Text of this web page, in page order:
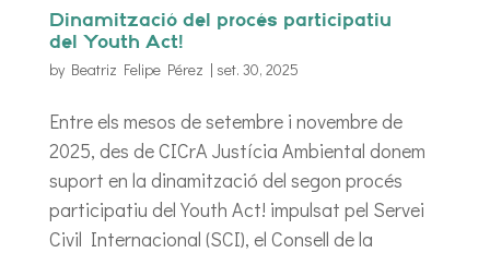
Dinamització del procés participatiu
del Youth Act!
by Beatriz Felipe Pérez | set. 30, 2025
Entre els mesos de setembre i novembre de
2025, des de CICrA Justícia Ambiental donem
suport en la dinamització del segon procés
participatiu del Youth Act! impulsat pel Servei
Civil Internacional (SCI), el Consell de la